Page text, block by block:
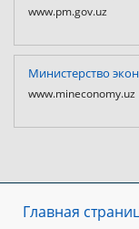
www.pm.gov.uz
Министерство
www.mineconomy.uz
Главная